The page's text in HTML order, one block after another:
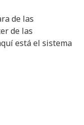
de las
de las
está el sistema